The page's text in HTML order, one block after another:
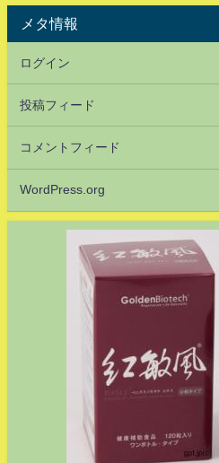
メタ情報
ログイン
投稿フィード
コメントフィード
WordPress.org